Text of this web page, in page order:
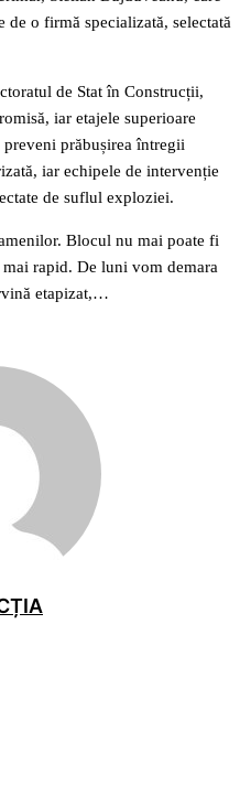
o firmă specializată, selectată
de Stat în Construcții,
iar etajele superioare
prăbușirea întregii
iar echipele de intervenție
de suflul exploziei.
Blocul nu mai poate fi
rapid. De luni vom demara
etapizat,…